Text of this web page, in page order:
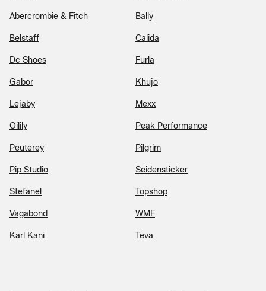
Abercrombie & Fitch Bally
Belstaff Calida
Dc Shoes Furla
Gabor Khujo
Lejaby Mexx
Oilily Peak Performance
Peuterey Pilgrim
Pip Studio Seidensticker
Stefanel Topshop
Vagabond WMF
Karl Kani Teva